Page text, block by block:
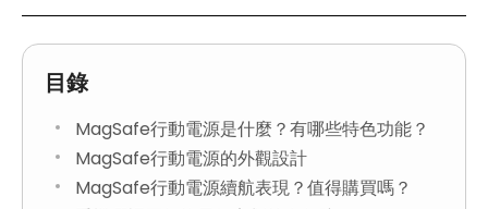
目錄
MagSafe行動電源是什麼？有哪些特色功能？
MagSafe行動電源的外觀設計
MagSafe行動電源續航表現？值得購買嗎？